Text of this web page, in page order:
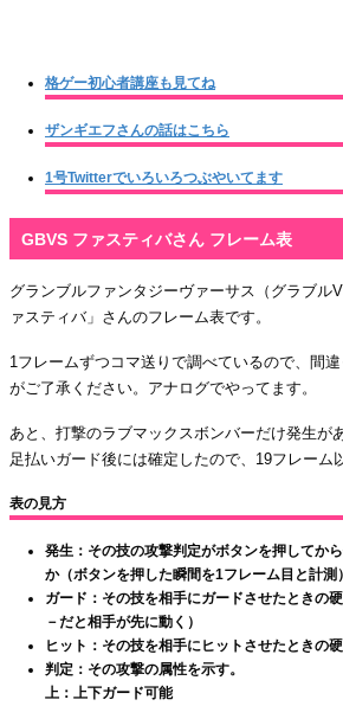
格ゲー初心者講座も見てね
ザンギエフさんの話はこちら
1号Twitterでいろいろつぶやいてます
GBVS ファスティバさん フレーム表
グランブルファンタジーヴァーサス（グラブル
ァスティバ」さんのフレーム表です。
1フレームずつコマ送りで調べているので、間
がご了承ください。アナログでやってます。
あと、打撃のラブマックスボンバーだけ発生が
足払いガード後には確定したので、19フレーム
表の見方
発生：その技の攻撃判定がボタンを押してか
か（ボタンを押した瞬間を1フレーム目と計測）
ガード：その技を相手にガードさせたときの
－だと相手が先に動く）
ヒット：その技を相手にヒットさせたときの
判定：その攻撃の属性を示す。
上：上下ガード可能